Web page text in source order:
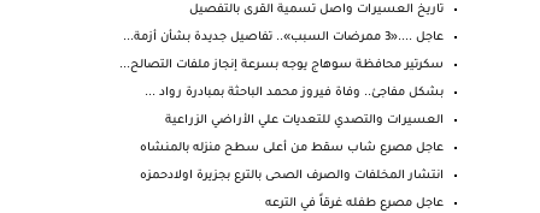
تاريخ العسيرات واصل تسمية القرى بالتفصيل
عاجل ....«3 ممرضات السبب».. تفاصيل جديدة بشأن أزمة...
سكرتير محافظة سوهاج يوجه بسرعة إنجاز ملفات التصالح...
بشكل مفاجئ.. وفاة فيروز محمد الباحثة بمبادرة رواد ...
العسيرات والتصدي للتعديات علي الأراضي الزراعية
عاجل مصرع شاب سقط من أعلى سطح منزله بالمنشاه
انتشار المخلفات والصرف الصحى بالترع بجزيرة اولادحمزه
عاجل مصرع طفله غرقاً في الترعه